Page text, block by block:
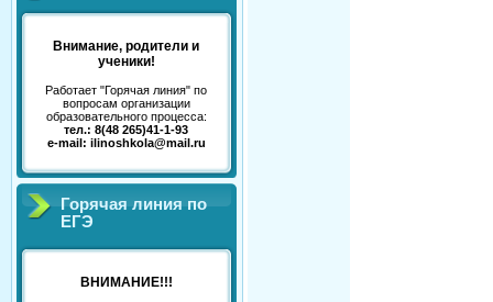
Внимание, родители и
ученики!
Работает "Горячая линия" по
вопросам организации
образовательного процесса:
тел.: 8(48 265)41-1-93
e-mail: ilinoshkola@mail.ru
Горячая линия по
ЕГЭ
ВНИМАНИЕ!!!